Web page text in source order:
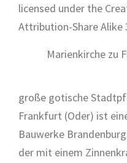
Marienkirche zu
große gotische
Frankfurt (Oder) ist
Bauwerke
der mit einem